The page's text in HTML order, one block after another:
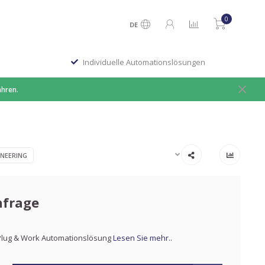
DE
0
Individuelle Automationslösungen
& Work AutomationslösungLesen Sie mehr..